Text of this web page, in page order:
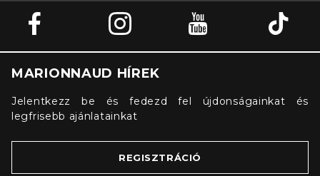
MARIONNAUD HÍREK
Jelentkezz be és fedezd fel újdonságainkat és
legfrisebb ajánlatainkat
REGISZTRÁCIÓ